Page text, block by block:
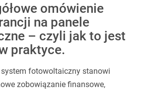
omówienie
na panele
– czyli jak to jest
praktyce.
fotowoltaiczny stanowi
zobowiązanie finansowe,